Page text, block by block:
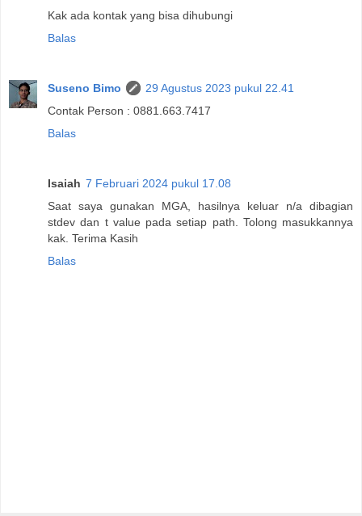
Kak ada kontak yang bisa dihubungi
Balas
Suseno Bimo
29 Agustus 2023 pukul 22.41
Contak Person : 0881.663.7417
Balas
Isaiah 7 Februari 2024 pukul 17.08
Saat saya gunakan MGA, hasilnya keluar n/a dibagian
stdev dan t value pada setiap path. Tolong masukkannya
kak. Terima Kasih
Balas